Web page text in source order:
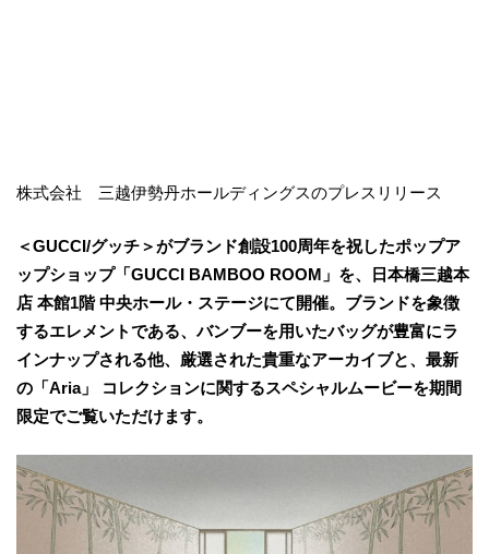
株式会社 三越伊勢丹ホールディングスのプレスリリース
＜GUCCI/グッチ＞がブランド創設100周年を祝したポップア
ップショップ「GUCCI BAMBOO ROOM」を、日本橋三越本
店 本館1階 中央ホール・ステージにて開催。ブランドを象徴
するエレメントである、バンブーを用いたバッグが豊富にラ
インナップされる他、厳選された貴重なアーカイブと、最新
の「Aria」 コレクションに関するスペシャルムービーを期間
限定でご覧いただけます。